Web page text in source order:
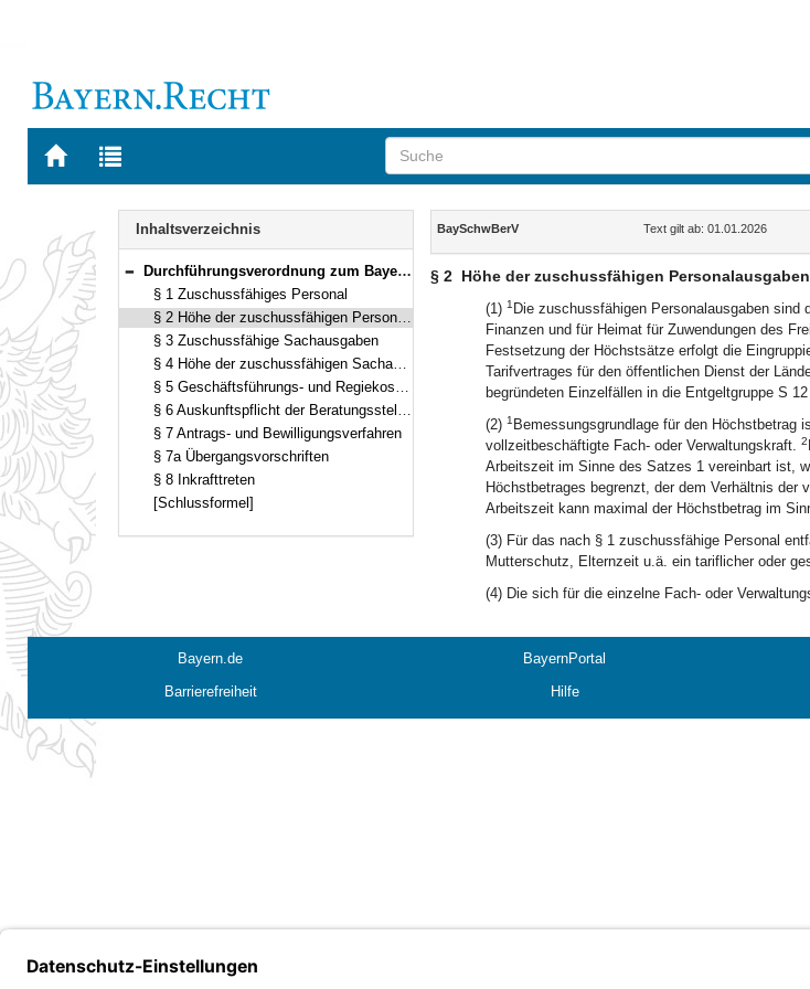
Zur
BAYERN.RECHT
Zur
letzten
Navigation
Inhaltsverzeichnis
Bereich reduzieren
Durchführungsverordnung zum Bayerischen Schwangerenberatungsgesetz (BaySchwBerV) Vom 28. Juli 2005 (GVBl. S. 350) BayRS 2170-2-1-A (§§ 1–8)
§ 1 Zuschussfähiges Personal
§ 2 Höhe der zuschussfähigen Personalausgaben
§ 3 Zuschussfähige Sachausgaben
§ 4 Höhe der zuschussfähigen Sachausgaben
§ 5 Geschäftsführungs- und Regiekosten
§ 6 Auskunftspflicht der Beratungsstellen
§ 7 Antrags- und Bewilligungsverfahren
§ 7a Übergangsvorschriften
§ 8 Inkrafttreten
[Schlussformel]
Inhalt
BaySchwBerV Text gilt ab: 01.01.2026
§ 2 Höhe der zuschussfähigen Personalausgaben
(1) 1 Die zuschussfähigen Personalausgaben
Finanzen und für Heimat für Zuwendungen des
Festsetzung der Höchstsätze erfolgt die
Tarifvertrages für den öffentlichen Dienst der
begründeten Einzelfällen in die Entgeltgruppe S
(2) 1 Bemessungsgrundlage für den Höchstbetrag
vollzeitbeschäftigte Fach- oder Verwaltungskraft. 2
Arbeitszeit im Sinne des Satzes 1 vereinbart ist,
Höchstbetrages begrenzt, der dem Verhältnis der
Arbeitszeit kann maximal der Höchstbetrag im
(3) Für das nach § 1 zuschussfähige Personal
Mutterschutz, Elternzeit u.ä. ein tariflicher oder
(4) Die sich für die einzelne Fach- oder
Bayern.de BayernPortal
Barrierefreiheit
Hilfe